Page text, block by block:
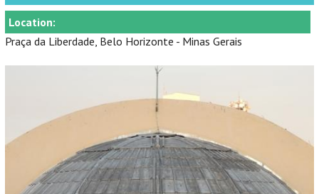
Location:
Praça da Liberdade, Belo Horizonte - Minas Gerais